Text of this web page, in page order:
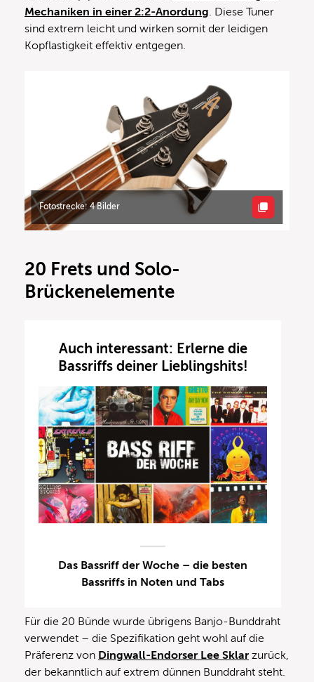
Mechaniken in einer 2:2-Anordung. Diese Tuner
sind extrem leicht und wirken somit der leidigen
Kopflastigkeit effektiv entgegen.
Fotostrecke: 4 Bilder
20 Frets und Solo-
Brückenelemente
Auch interessant: Erlerne die
Bassriffs deiner Lieblingshits!
Das Bassriff der Woche – die besten
Bassriffs in Noten und Tabs
Für die 20 Bünde wurde übrigens Banjo-Bunddraht
verwendet – die Spezifikation geht wohl auf die
Präferenz von Dingwall-Endorser Lee Sklar zurück,
der bekanntlich auf extrem dünnen Bunddraht steht.